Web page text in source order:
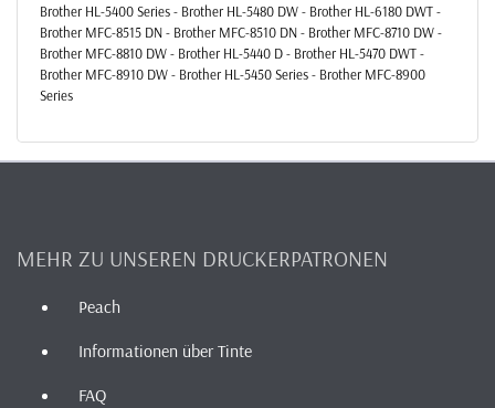
Brother HL-5400 Series - Brother HL-5480 DW - Brother HL-6180 DWT -
Brother MFC-8515 DN - Brother MFC-8510 DN - Brother MFC-8710 DW -
Brother MFC-8810 DW - Brother HL-5440 D - Brother HL-5470 DWT -
Brother MFC-8910 DW - Brother HL-5450 Series - Brother MFC-8900
Series
MEHR ZU UNSEREN DRUCKERPATRONEN
Peach
Informationen über Tinte
FAQ